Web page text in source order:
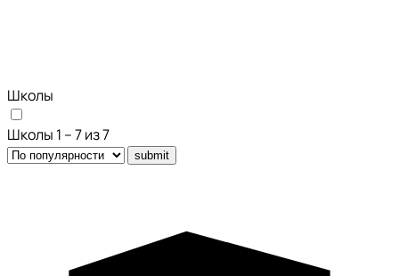
Школы
Школы 1 – 7 из 7
submit